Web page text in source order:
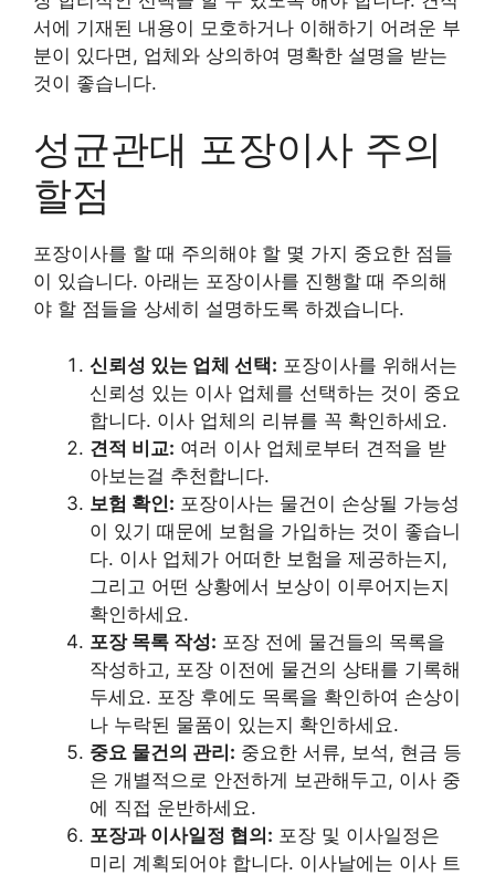
서에 기재된 내용이 모호하거나 이해하기 어려운 부
분이 있다면, 업체와 상의하여 명확한 설명을 받는
것이 좋습니다.
성균관대 포장이사 주의
할점
포장이사를 할 때 주의해야 할 몇 가지 중요한 점들
이 있습니다. 아래는 포장이사를 진행할 때 주의해
야 할 점들을 상세히 설명하도록 하겠습니다.
신뢰성 있는 업체 선택: 포장이사를 위해서는
신뢰성 있는 이사 업체를 선택하는 것이 중요
합니다. 이사 업체의 리뷰를 꼭 확인하세요.
견적 비교: 여러 이사 업체로부터 견적을 받
아보는걸 추천합니다.
보험 확인: 포장이사는 물건이 손상될 가능성
이 있기 때문에 보험을 가입하는 것이 좋습니
다. 이사 업체가 어떠한 보험을 제공하는지,
그리고 어떤 상황에서 보상이 이루어지는지
확인하세요.
포장 목록 작성: 포장 전에 물건들의 목록을
작성하고, 포장 이전에 물건의 상태를 기록해
두세요. 포장 후에도 목록을 확인하여 손상이
나 누락된 물품이 있는지 확인하세요.
중요 물건의 관리: 중요한 서류, 보석, 현금 등
은 개별적으로 안전하게 보관해두고, 이사 중
에 직접 운반하세요.
포장과 이사일정 협의: 포장 및 이사일정은
미리 계획되어야 합니다. 이사날에는 이사 트